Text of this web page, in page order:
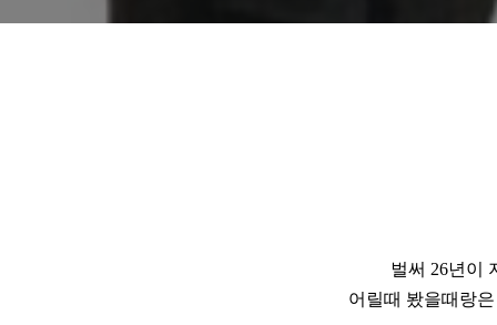
벌써 26년이
어릴때 봤을때랑